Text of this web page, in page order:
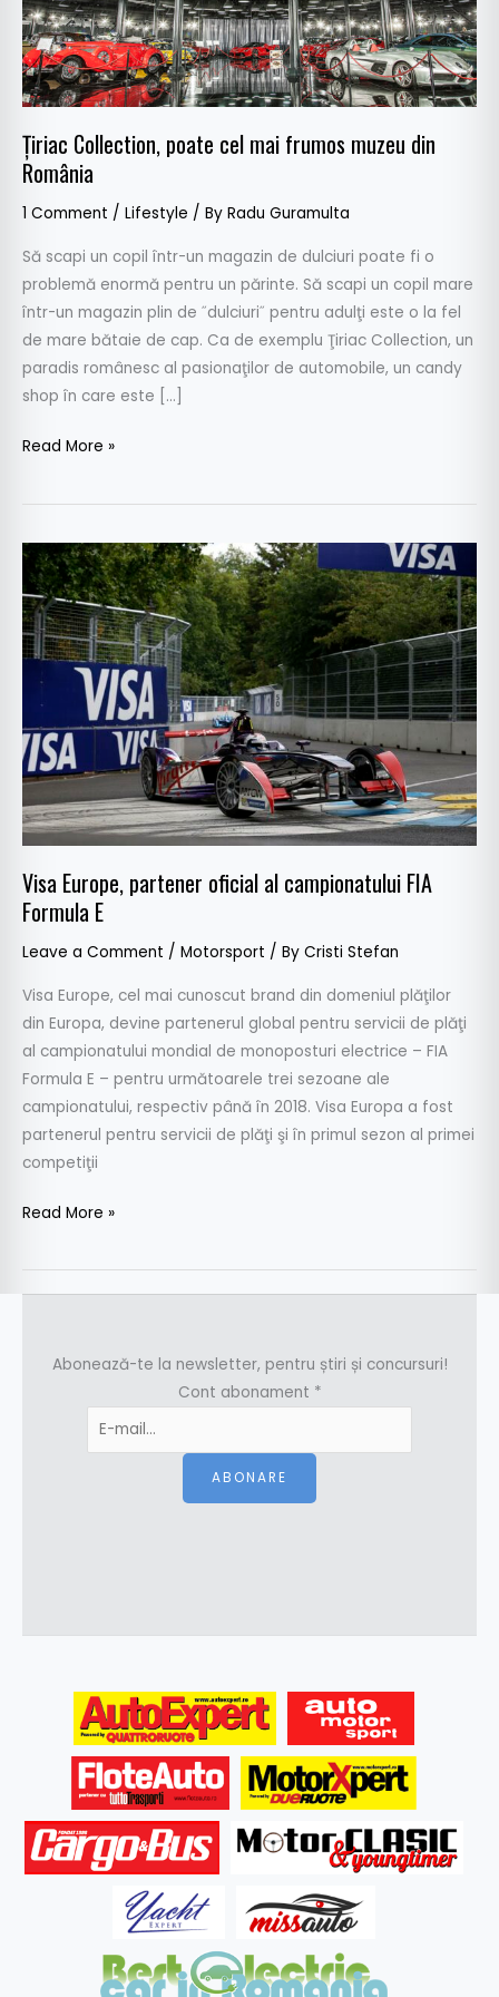
Ţiriac Collection, poate cel mai frumos muzeu din
România
1 Comment / Lifestyle / By Radu Guramulta
Să scapi un copil într-un magazin de dulciuri poate fi o
problemă enormă pentru un părinte. Să scapi un copil mare
într-un magazin plin de ˝dulciuri˝ pentru adulţi este o la fel
de mare bătaie de cap. Ca de exemplu Ţiriac Collection, un
paradis românesc al pasionaţilor de automobile, un candy
shop în care este […]
din
România
Read More »
Visa Europe, partener oficial al campionatului FIA
Formula E
Leave a Comment / Motorsport / By Cristi Stefan
Visa Europe, cel mai cunoscut brand din domeniul plăţilor
din Europa, devine partenerul global pentru servicii de plăţi
al campionatului mondial de monoposturi electrice – FIA
Formula E – pentru următoarele trei sezoane ale
campionatului, respectiv până în 2018. Visa Europa a fost
partenerul pentru servicii de plăţi şi în primul sezon al primei
competiţii
Visa
Europe,
partener
oficial
al
campionatului
FIA
Formula
E
Read More »
Abonează-te la newsletter, pentru știri și concursuri!
Cont abonament *
ABONARE